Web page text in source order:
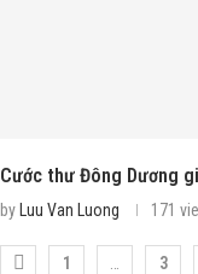
Cước thư Đông Dương
by Luu Van Luong 171
1 3